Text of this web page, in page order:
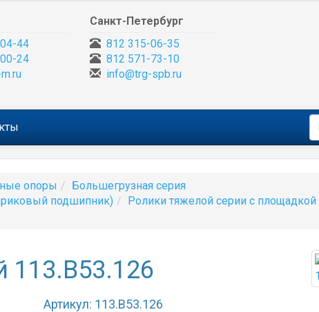
44
24
Санкт-Петербург
812 315-06-35
812 571-73-10
info@trg-spb.ru
опоры
Большегрузная серия
подшипник)
Ролики тяжелой серии с площадкой
113.B53.126
Артикул: 113.B53.126